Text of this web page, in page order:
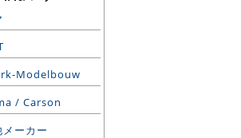
Modelbouw
/ Carson
メーカー